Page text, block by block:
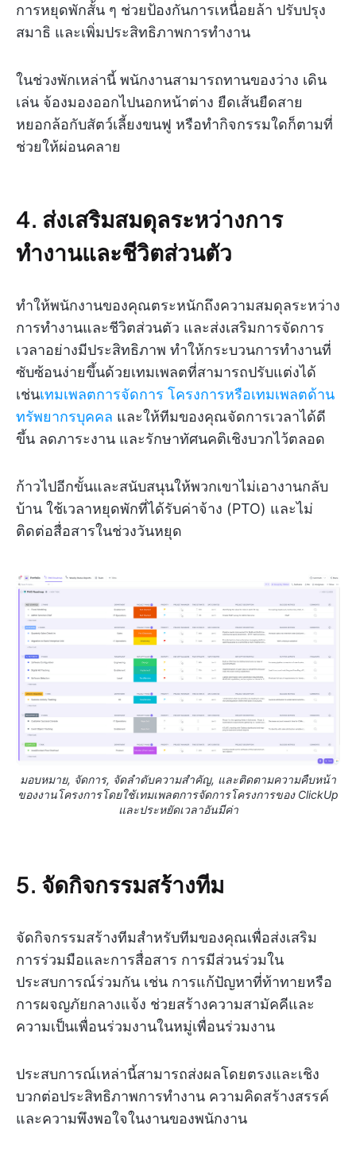
การหยุดพักสั้น ๆ ช่วยป้องกันการเหนื่อยล้า ปรับปรุง
สมาธิ และเพิ่มประสิทธิภาพการทำงาน
ในช่วงพักเหล่านี้ พนักงานสามารถทานของว่าง เดิน
เล่น จ้องมองออกไปนอกหน้าต่าง ยืดเส้นยืดสาย
หยอกล้อกับสัตว์เลี้ยงขนฟู หรือทำกิจกรรมใดก็ตามที่
ช่วยให้ผ่อนคลาย
4. ส่งเสริมสมดุลระหว่างการ
ทำงานและชีวิตส่วนตัว
ทำให้พนักงานของคุณตระหนักถึงความสมดุลระหว่าง
การทำงานและชีวิตส่วนตัว และส่งเสริมการจัดการ
เวลาอย่างมีประสิทธิภาพ ทำให้กระบวนการทำงานที่
ซับซ้อนง่ายขึ้นด้วยเทมเพลตที่สามารถปรับแต่งได้
เช่นเทมเพลตการจัดการ โครงการหรือเทมเพลตด้าน
ทรัพยากรบุคคล และให้ทีมของคุณจัดการเวลาได้ดี
ขึ้น ลดภาระงาน และรักษาทัศนคติเชิงบวกไว้ตลอด
ก้าวไปอีกขั้นและสนับสนุนให้พวกเขาไม่เอางานกลับ
บ้าน ใช้เวลาหยุดพักที่ได้รับค่าจ้าง (PTO) และไม่
ติดต่อสื่อสารในช่วงวันหยุด
มอบหมาย, จัดการ, จัดลำดับความสำคัญ, และติดตามความคืบหน้า
ของงานโครงการโดยใช้เทมเพลตการจัดการโครงการของ ClickUp
และประหยัดเวลาอันมีค่า
5. จัดกิจกรรมสร้างทีม
จัดกิจกรรมสร้างทีมสำหรับทีมของคุณเพื่อส่งเสริม
การร่วมมือและการสื่อสาร การมีส่วนร่วมใน
ประสบการณ์ร่วมกัน เช่น การแก้ปัญหาที่ท้าทายหรือ
การผจญภัยกลางแจ้ง ช่วยสร้างความสามัคคีและ
ความเป็นเพื่อนร่วมงานในหมู่เพื่อนร่วมงาน
ประสบการณ์เหล่านี้สามารถส่งผลโดยตรงและเชิง
บวกต่อประสิทธิภาพการทำงาน ความคิดสร้างสรรค์
และความพึงพอใจในงานของพนักงาน